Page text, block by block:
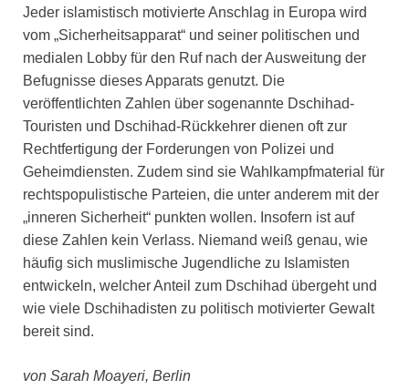
Jeder islamistisch motivierte Anschlag in Europa wird
vom „Sicherheitsapparat“ und seiner politischen und
medialen Lobby für den Ruf nach der Ausweitung der
Befugnisse dieses Apparats genutzt. Die
veröffentlichten Zahlen über sogenannte Dschihad-
Touristen und Dschihad-Rückkehrer dienen oft zur
Rechtfertigung der Forderungen von Polizei und
Geheimdiensten. Zudem sind sie Wahlkampfmaterial für
rechtspopulistische Parteien, die unter anderem mit der
„inneren Sicherheit“ punkten wollen. Insofern ist auf
diese Zahlen kein Verlass. Niemand weiß genau, wie
häufig sich muslimische Jugendliche zu Islamisten
entwickeln, welcher Anteil zum Dschihad übergeht und
wie viele Dschihadisten zu politisch motivierter Gewalt
bereit sind.
von Sarah Moayeri, Berlin